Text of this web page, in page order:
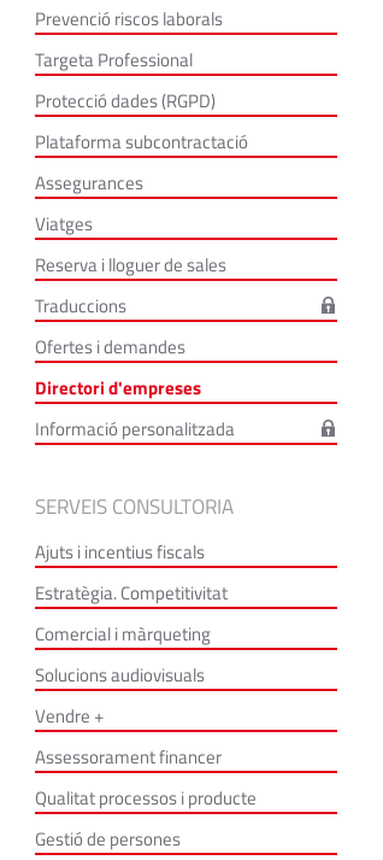
Prevenció riscos laborals
Targeta Professional
Protecció dades (RGPD)
Plataforma subcontractació
Assegurances
Viatges
Reserva i lloguer de sales
Traduccions
Ofertes i demandes
Directori d'empreses
Informació personalitzada
SERVEIS CONSULTORIA
Ajuts i incentius fiscals
Estratègia. Competitivitat
Comercial i màrqueting
Solucions audiovisuals
Vendre +
Assessorament financer
Qualitat processos i producte
Gestió de persones